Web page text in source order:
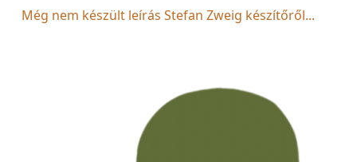
Még nem készült leírás Stefan Zweig készítőről...